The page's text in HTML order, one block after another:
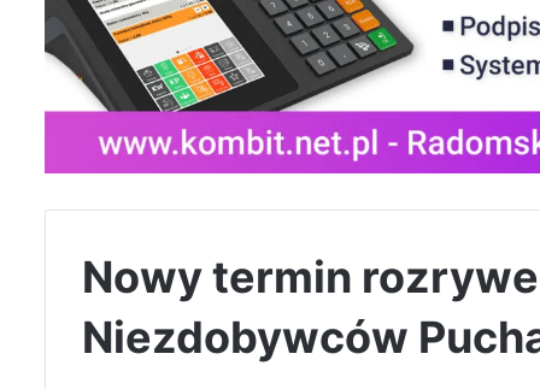
Nowy termin
Niezdobywców